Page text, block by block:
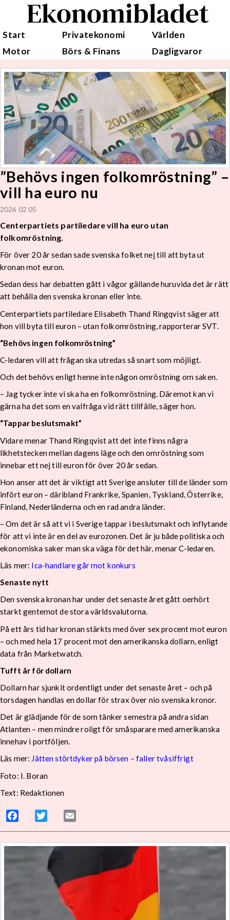
Ekonomibladet
Start Privatekonomi
Världen
Motor
Börs & Finans Dagligvaror
”Behövs ingen folkomröstning” –
vill ha euro nu
2026 02 05
Centerpartiets partiledare vill ha euro utan
folkomröstning.
För över 20 år sedan sade svenska folket nej till att byta ut
kronan mot euron.
Sedan dess har debatten gått i vågor gällande huruvida det är rätt
att behålla den svenska kronan eller inte.
Centerpartiets partiledare Elisabeth Thand Ringqvist säger att
hon vill byta till euron – utan folkomröstning, rapporterar SVT.
“Behövs ingen folkomröstning”
C-ledaren vill att frågan ska utredas så snart som möjligt.
Och det behövs enligt henne inte någon omröstning om saken.
– Jag tycker inte vi ska ha en folkomröstning. Däremot kan vi
gärna ha det som en valfråga vid rätt tillfälle, säger hon.
“Tappar beslutsmakt”
Vidare menar Thand Ringqvist att det inte finns några
likhetstecken mellan dagens läge och den omröstning som
innebar ett nej till euron för över 20 år sedan.
Hon anser att det är viktigt att Sverige ansluter till de länder som
infört euron – däribland Frankrike, Spanien, Tyskland, Österrike,
Finland, Nederländerna och en rad andra länder.
– Om det är så att vi i Sverige tappar i beslutsmakt och inflytande
för att vi inte är en del av eurozonen. Det är ju både politiska och
ekonomiska saker man ska väga för det här, menar C-ledaren.
Läs mer: Ica-handlare går mot konkurs
Senaste nytt
Den svenska kronan har under det senaste året gått oerhört
starkt gentemot de stora världsvalutorna.
På ett års tid har kronan stärkts med över sex procent mot euron
– och med hela 17 procent mot den amerikanska dollarn, enligt
data från Marketwatch.
Tufft år för dollarn
Dollarn har sjunkit ordentligt under det senaste året – och på
torsdagen handlas en dollar för strax över nio svenska kronor.
Det är glädjande för de som tänker semestra på andra sidan
Atlanten – men mindre roligt för småsparare med amerikanska
innehav i portföljen.
Läs mer: Jätten störtdyker på börsen – faller tvåsiffrigt
Foto: I. Boran
Text: Redaktionen
Facebook Twitter